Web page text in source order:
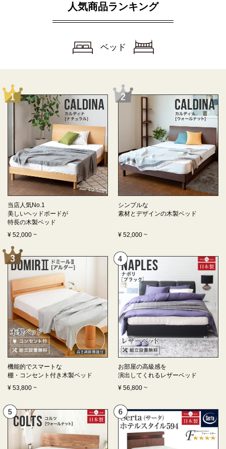
人気商品ランキング
ベッド
当店人気No.1
美しいヘッドボードが
特長の木製ベッド
¥ 52,000 ~
シンプルな
素材とデザインの木製ベッド
¥ 52,000 ~
機能的でスマートな
棚・コンセント付き 木製ベッド
¥ 53,800 ~
お部屋の高級感を
演出してくれるレザーベッド
¥ 56,800 ~